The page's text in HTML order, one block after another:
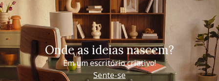
Onde as ideias nascem?
Em um escritório criativo!
Sente-se